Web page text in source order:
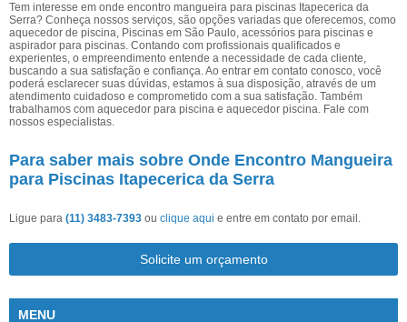
Tem interesse em onde encontro mangueira para piscinas Itapecerica da
Serra? Conheça nossos serviços, são opções variadas que oferecemos, como
aquecedor de piscina, Piscinas em São Paulo, acessórios para piscinas e
aspirador para piscinas. Contando com profissionais qualificados e
experientes, o empreendimento entende a necessidade de cada cliente,
buscando a sua satisfação e confiança. Ao entrar em contato conosco, você
poderá esclarecer suas dúvidas, estamos à sua disposição, através de um
atendimento cuidadoso e comprometido com a sua satisfação. Também
trabalhamos com aquecedor para piscina e aquecedor piscina. Fale com
nossos especialistas.
Para saber mais sobre Onde Encontro Mangueira
para Piscinas Itapecerica da Serra
Ligue para (11) 3483-7393 ou clique aqui e entre em contato por email.
Solicite um orçamento
MENU